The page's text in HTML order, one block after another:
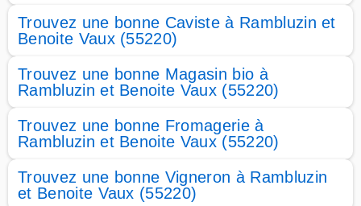
Trouvez une bonne Caviste à Rambluzin et
Benoite Vaux (55220)
Trouvez une bonne Magasin bio à
Rambluzin et Benoite Vaux (55220)
Trouvez une bonne Fromagerie à
Rambluzin et Benoite Vaux (55220)
Trouvez une bonne Vigneron à Rambluzin
et Benoite Vaux (55220)